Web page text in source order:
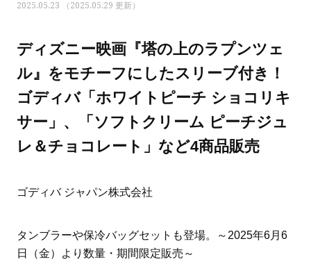
ス学」
2025.05.23 （2025.05.29 更新）
ディズニー映画『塔の上のラプンツェ
ル』をモチーフにしたスリーブ付き！
ゴディバ「ホワイトピーチ ショコリキ
サー」、「ソフトクリーム ピーチジュ
レ＆チョコレート」など4商品販売
ゴディバ ジャパン株式会社
タンブラーや保冷バッグセットも登場。～2025年6月6
日（金）より数量・期間限定販売～